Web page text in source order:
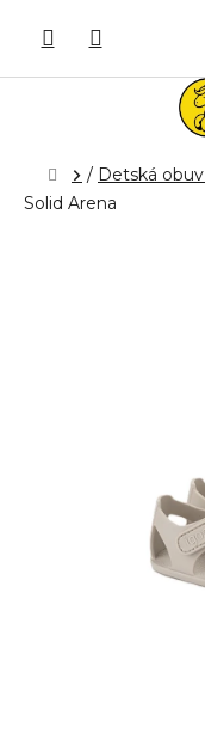
obsah
Domov
/ Detská obuv
Solid Arena